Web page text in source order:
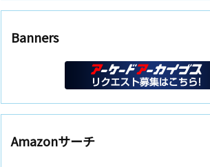
Banners
Amazonサーチ